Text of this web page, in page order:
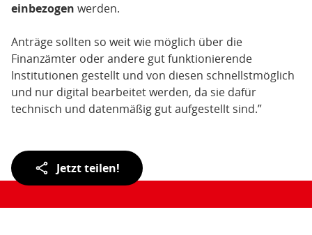
einbezogen werden.
Anträge sollten so weit wie möglich über die
Finanzämter oder andere gut funktionierende
Institutionen gestellt und von diesen schnellstmöglich
und nur digital bearbeitet werden, da sie dafür
technisch und datenmäßig gut aufgestellt sind.”
Teilen
der
Jetzt teilen!